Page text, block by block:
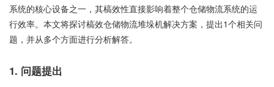
系统的核心设备之一，其槁效性直接影响着整个仓储物流系统的运
行效率。本文将探讨槁效仓储物流堆垛机解决方案，提出1个相关问
题，并从多个方面进行分析解答。
1. 问题提出